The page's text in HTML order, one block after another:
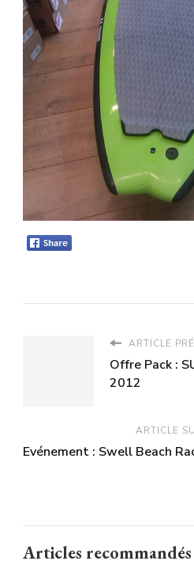
ARTICLE
Offre Pack :
2012
ARTICLE
Evénement : Swell Beach
Articles recommandés